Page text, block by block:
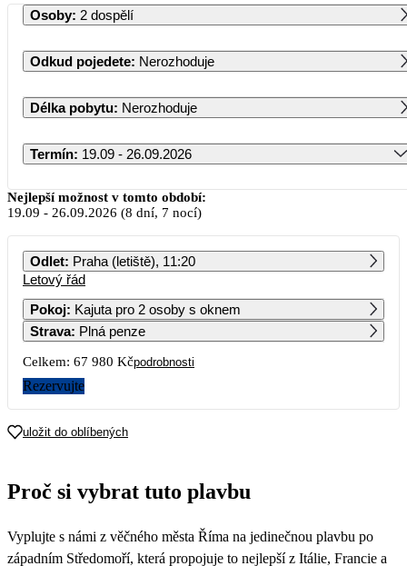
Osoby: 2 dospělí
Odkud pojedete: Nerozhoduje
Délka pobytu: Nerozhoduje
Termín: 19.09 - 26.09.2026
Září 2026
PO ÚT ST ČT PÁ SO NE
7 8
21
Nejlepší možnost v tomto období:
19.09 - 26.09.2026 (8 dní, 7 nocí)
Odlet: Praha (letiště), 11:20
Letový řád
Pokoj: Kajuta pro 2 osoby s oknem
Strava: Plná penze
Celkem: 67 980 Kčpodrobnosti
Rezervujte
uložit do oblíbených
Proč si vybrat tuto plavbu
Vyplujte s námi z věčného města Říma na jedinečnou plavbu po
západním Středomoří, která propojuje to nejlepší z Itálie, Francie a